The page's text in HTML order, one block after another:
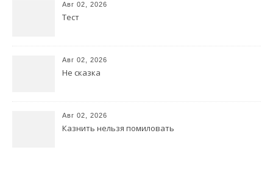
Авг 02, 2026
Тест
Авг 02, 2026
Не сказка
Авг 02, 2026
Казнить нельзя помиловать